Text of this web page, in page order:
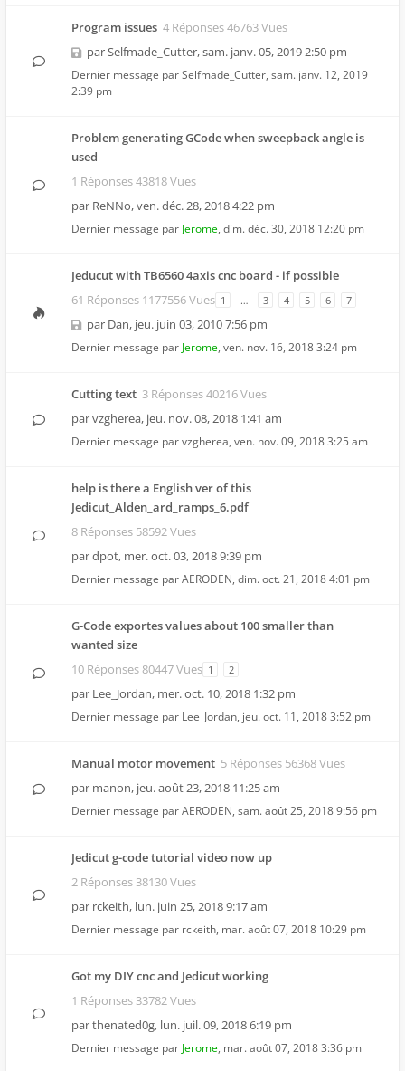
Program issues 4 Réponses 46763 Vues
parSelfmade_Cutter,sam. janv. 05, 2019 2:50 pm
Dernier message parSelfmade_Cutter, sam. janv. 12, 2019
2:39 pm
Problem generating GCode when sweepback angle is
used
1 Réponses 43818 Vues
par ReNNo,ven. déc. 28, 2018 4:22 pm
Dernier message par Jerome, dim. déc. 30, 2018 12:20 pm
Jeducut with TB6560 4axis cnc board - if possible
61 Réponses 1177556 Vues 1 … 3 4 5 6 7
par Dan, jeu. juin 03, 2010 7:56 pm
Dernier message par Jerome, ven. nov. 16, 2018 3:24 pm
Cutting text 3 Réponses 40216 Vues
parvzgherea, jeu. nov. 08, 2018 1:41 am
Dernier message parvzgherea, ven. nov. 09, 2018 3:25 am
help is there a English ver of this
Jedicut_Alden_ard_ramps_6.pdf
8 Réponses 58592 Vues
pardpot, mer. oct. 03, 2018 9:39 pm
Dernier message parAERODEN, dim. oct. 21, 2018 4:01 pm
G-Code exportes values about 100 smaller than
wanted size
10 Réponses 80447 Vues 1 2
par Lee_Jordan, mer. oct. 10, 2018 1:32 pm
Dernier message par Lee_Jordan, jeu. oct. 11, 2018 3:52 pm
Manual motor movement 5 Réponses 56368 Vues
par manon, jeu. août 23, 2018 11:25 am
Dernier message parAERODEN, sam. août 25, 2018 9:56 pm
Jedicut g-code tutorial video now up
2 Réponses 38130 Vues
par rckeith, lun. juin 25, 2018 9:17 am
Dernier message par rckeith, mar. août 07, 2018 10:29 pm
Got my DIY cnc and Jedicut working
1 Réponses 33782 Vues
parthenated0g, lun. juil. 09, 2018 6:19 pm
Dernier message par Jerome, mar. août 07, 2018 3:36 pm